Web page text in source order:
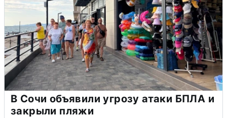
В Сочи объявили угрозу атаки БПЛА и
закрыли пляжи